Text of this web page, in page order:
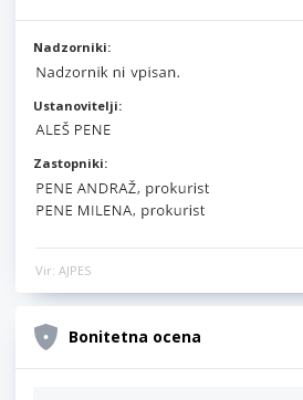
Nadzorniki:
Ustanovitelji:
Zastopniki:
Vir: AJPES
Bonitetna ocena